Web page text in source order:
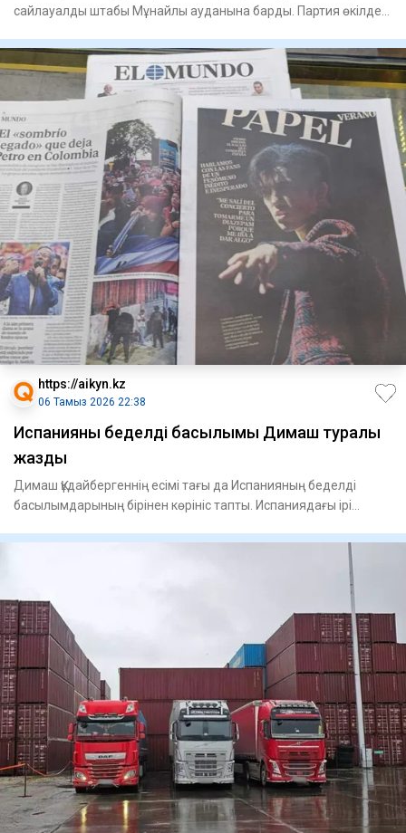
сайлауалды штабы Мұнайлы ауданына барды. Партия өкілдері
https://aikyn.kz
06 Тамыз 2026 22:38
Испанияның беделді басылымы Димаш туралы
жазды
Димаш Құдайбергеннің есімі тағы да Испанияның беделді
басылымдарының бірінен көрініс тапты. Испаниядағы ірі